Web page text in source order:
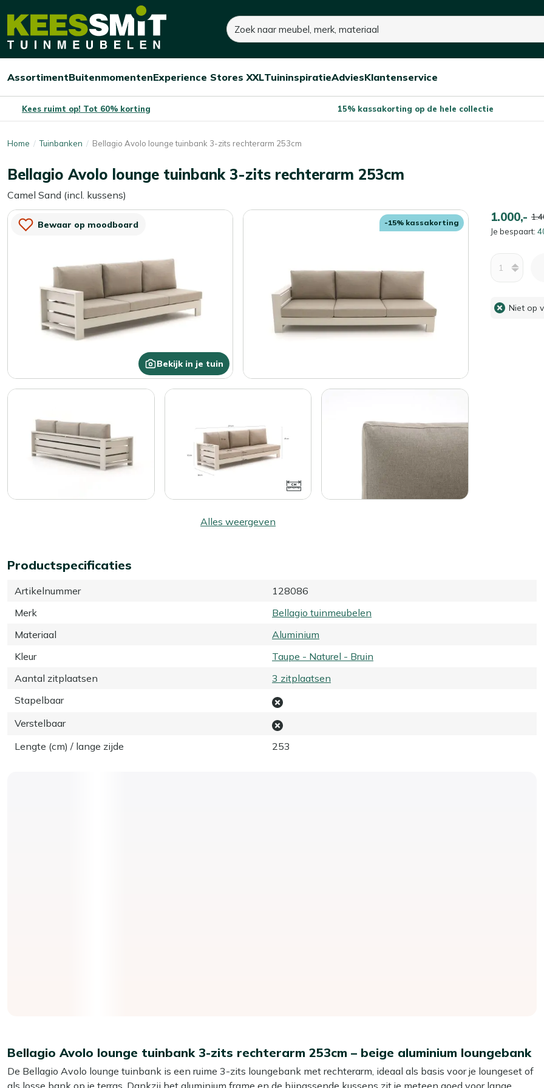
Kees
Tuinmeubelen
Zoeken
Open/sluit
Assortiment
Open/sluit
Buitenmomenten
Open/sluit
Experience Stores XXL
Open/sluit
Tuininspiratie
Open/sluit
Advies
Open/sluit
Klantenservice
Kees ruimt op! Tot 60% korting 15% kassakorting op de hele collectie
Home Tuinbanken Bellagio Avolo lounge tuinbank 3-zits rechterarm 253cm
Bellagio Avolo lounge tuinbank 3-zits rechterarm 253cm
Camel Sand (incl. kussens)
Bewaar op moodboard
Bekijk in je tuin
-15% kassakorting
Alles weergeven
1.000,-
Je bespaart:
1.000,- 1.400,-
Je bespaart:400,- (-29%)
Dit product is niet op voorraad
Niet op
Productspecificaties
Artikelnummer
128086
Merk
Bellagio tuinmeubelen
Materiaal
Aluminium
Kleur
Taupe - Naturel - Bruin
Aantal zitplaatsen
3 zitplaatsen
Stapelbaar
Verstelbaar
Lengte (cm) / lange zijde
253
Bellagio Avolo lounge tuinbank 3-zits rechterarm 253cm – beige aluminium loungebank
De Bellagio Avolo lounge tuinbank is een ruime 3-zits loungebank met rechterarm, ideaal als basis voor je loungeset of
als losse bank op je terras. Dankzij het aluminium frame en de bijpassende kussens zit je meteen goed voor lange